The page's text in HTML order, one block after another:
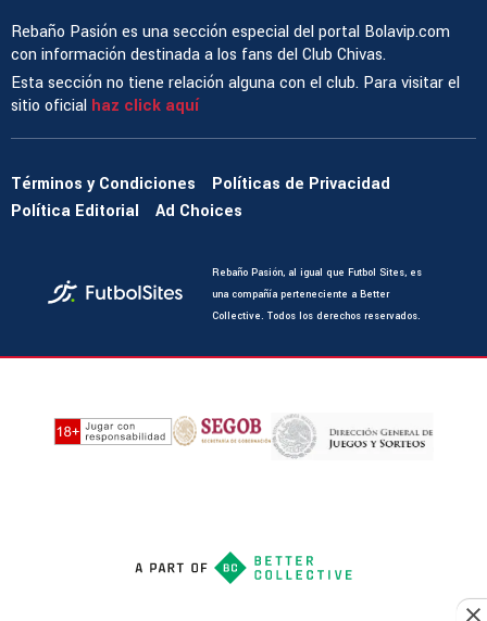
Rebaño Pasión es una sección especial del portal Bolavip.com
con información destinada a los fans del Club Chivas.
Esta sección no tiene relación alguna con el club. Para visitar el
sitio oficial haz click aquí
Términos y Condiciones
Políticas de Privacidad
Política Editorial
Ad Choices
Rebaño Pasión, al igual que Futbol Sites, es
una compañía perteneciente a Better
Collective. Todos los derechos reservados.